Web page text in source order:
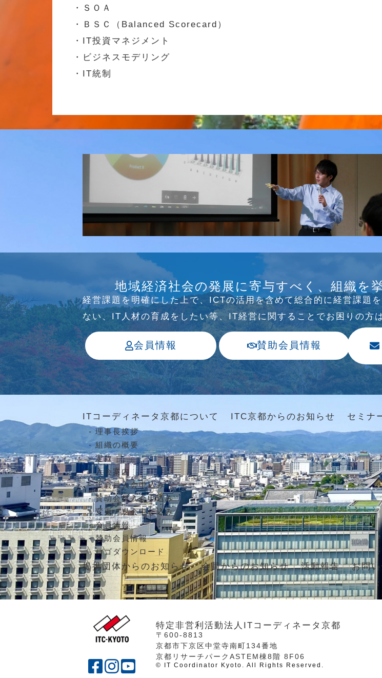
・ＳＯＡ
・ＢＳＣ（Balanced Scorecard）
・IT投資マネジメント
・ビジネスモデリング
・IT統制
介護ソリューション研究会、WEB/SNS研究会を行
っています
地域経済社会の発展に寄与すべく、組織を
経営課題を明確にした上で、ICTの活⽤を含めて総合的に経営課題
ない、IT⼈材の育成をしたい等、IT経営に関することでお困りの⽅
会員情報 賛助会員情報
ITコーディネータ京都について
理事長挨拶
組織の概要
定款
入会案内
正会員入会申込み
賛助会員入会申込み
変更・退会申し込み
会員情報
賛助会員情報
ロゴダウンロード
ITC京都からのお知らせ セミナ
提携団体からのお知らせ 会員からのお知らせ 活動報告 お問
特定非営利活動法人ITコーディネータ京都
〒600-8813
京都市下京区中堂寺南町134番地
京都リサーチパークASTEM棟8階 8F06
© IT Coordinator Kyoto. All Rights Reserved.